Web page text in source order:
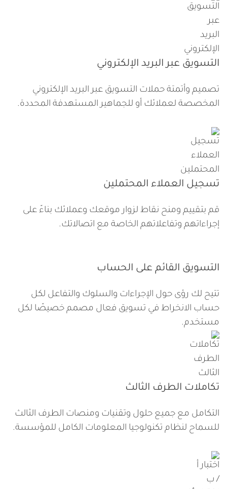
التسويق عبر البريد الإلكتروني
تصميم وأتمتة حملات التسويق عبر البريد الإلكتروني
المخصصة لعملائك أو للجماهير المستهدفة المحددة.
تسجيل العملاء المحتملين
قم بتقييم ومنح نقاط لزوار موقعك وعملائك بناءً على
إجراءاتهم وتفاعلاتهم الخاصة مع اتصالاتك.
التسويق القائم على الحساب
تتيح لك رؤى حول الإجراءات والسلوك والتفاعل لكل
حساب الانخراط في تسويق فعال مصمم خصيصًا لكل
مستخدم.
تكاملات الطرف الثالث
التكامل مع جميع حلول وتقنيات ومنصات الطرف الثالث
للسماح لنظام تكنولوجيا المعلومات الكامل للمؤسسة.